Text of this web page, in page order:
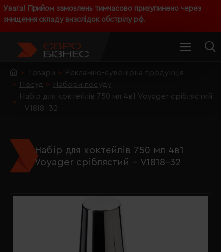
Увага! Прийом замовлень тимчасово призупинено через
знищення складу внаслідок обстрілу рф.
Товари
Рекламно-сувенірна продукція
Посуд
Набори посуду
Набір для коктейлів 750 мл 4в1 Voyager сріблястий
- V1818-32
Набір для коктейлів 750 мл 4в1
Voyager сріблястий - V1818-32